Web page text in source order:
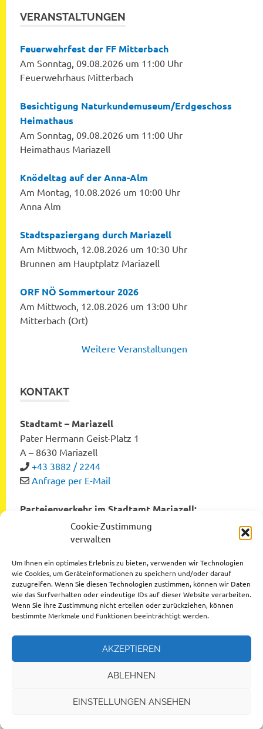
Cookie-Zustimmung
verwalten
Um Ihnen ein optimales Erlebnis zu bieten, verwenden wir Technologien
wie Cookies, um Geräteinformationen zu speichern und/oder darauf
zuzugreifen. Wenn Sie diesen Technologien zustimmen, können wir Daten
wie das Surfverhalten oder eindeutige IDs auf dieser Website verarbeiten.
Wenn Sie ihre Zustimmung nicht erteilen oder zurückziehen, können
bestimmte Merkmale und Funktionen beeinträchtigt werden.
AKZEPTIEREN
ABLEHNEN
EINSTELLUNGEN ANSEHEN
VERANSTALTUNGEN
Feuerwehrfest der FF Mitterbach
Am Sonntag, 09.08.2026 um 11:00 Uhr
Feuerwehrhaus Mitterbach
Besichtigung Naturkundemuseum/Erdgeschoss
Heimathaus
Am Sonntag, 09.08.2026 um 11:00 Uhr
Heimathaus Mariazell
Knödeltag auf der Anna-Alm
Am Montag, 10.08.2026 um 10:00 Uhr
Anna Alm
Stadtspaziergang durch Mariazell
Am Mittwoch, 12.08.2026 um 10:30 Uhr
Brunnen am Hauptplatz Mariazell
ORF NÖ Sommertour 2026
Am Mittwoch, 12.08.2026 um 13:00 Uhr
Mitterbach (Ort)
Weitere Veranstaltungen
KONTAKT
Stadtamt – Mariazell
Pater Hermann Geist-Platz 1
A – 8630 Mariazell
+43 3882 / 2244
Anfrage per E-Mail
Parteienverkehr im Stadtamt Mariazell:
Montag bis Freitag von 8:00 bis 12:00 Uhr
Dienstag und Donnerstag von 12:00 bis 16:00 Uhr
Datenschutzerklärung
Impressum
Design byIhr Internettischler